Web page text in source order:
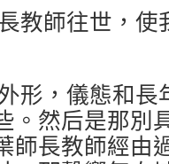
教師往世，
形，儀態和
。然后是那別
師長教師經由